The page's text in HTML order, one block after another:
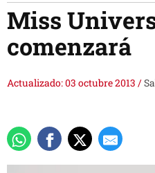
Miss
comenzará
Actualizado: 03 octubre 2013 /